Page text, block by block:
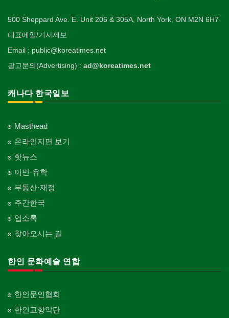
500 Sheppard Ave. E. Unit 206 & 305A, North York, ON M2N 6H7
대표메일/기사제보
Email : public@koreatimes.net
광고문의(Advertising) : ad@koreatimes.net
캐나다 한국일보
Masthead
온라인지면 보기
핫뉴스
이민·유학
부동산·재정
주간한국
업소록
찾아오시는 길
한인 문화예술 연합
한인문인협회
한인교향악단